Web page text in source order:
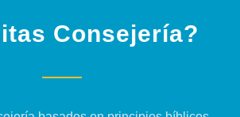
Consejería?